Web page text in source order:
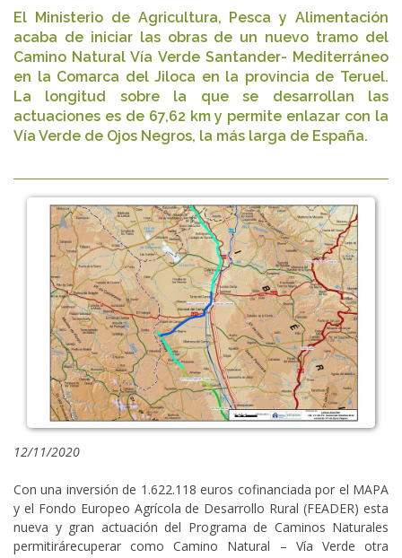
El Ministerio de Agricultura, Pesca y Alimentación
acaba de iniciar las obras de un nuevo tramo del
Camino Natural Vía Verde Santander- Mediterráneo
en la Comarca del Jiloca en la provincia de Teruel.
La longitud sobre la que se desarrollan las
actuaciones es de 67,62 km y permite enlazar con la
Vía Verde de Ojos Negros, la más larga de España.
12/11/2020
Con una inversión de 1.622.118 euros cofinanciada por el MAPA
y el Fondo Europeo Agrícola de Desarrollo Rural (FEADER) esta
nueva y gran actuación del Programa de Caminos Naturales
permitirárecuperar como Camino Natural – Vía Verde otra